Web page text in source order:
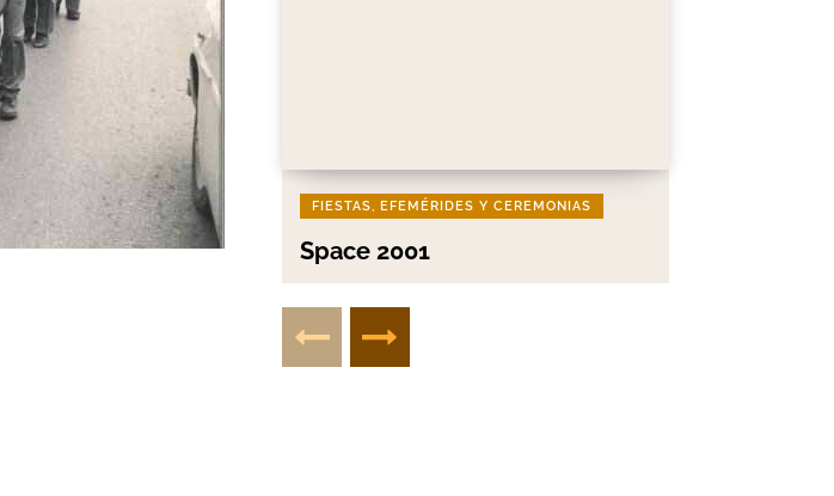
FIESTAS, EFEMÉRIDES Y CEREMONIAS
Space 2001